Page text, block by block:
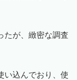
たが、 緻密な調査
込んでおり、 使